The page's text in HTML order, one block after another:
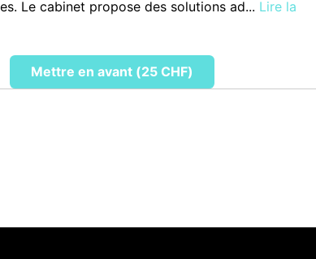
Le cabinet propose des solutions ad... Lire la
Mettre en avant (25 CHF)